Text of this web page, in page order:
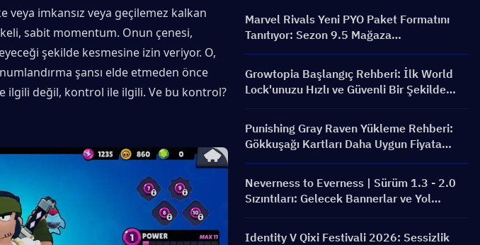
veya imkansız veya geçilemez kalkan
sabit momentum. Onun çenesi,
şekilde kesmesine izin veriyor. O,
şansı elde etmeden önce
ilgili değil, kontrol ile ilgili. Ve bu kontrol?
Marvel Rivals Yeni PYO Paket Formatını
Tanıtıyor: Sezon 9.5 Mağaza
Güncellemesinde Nasıl Daha Akıllıca Satın
Growtopia Başlangıç Rehberi: İlk World
Lock'unuzu Hızlı ve Güvenli Bir Şekilde
Alın
Punishing Gray Raven Yükleme Rehberi:
Gökkuşağı Kartları Daha Uygun Fiyata
Nasıl Alınır?
Neverness to Everness | Sürüm 1.3 - 2.0
Sızıntıları: Gelecek Bannerlar ve Yol
Haritası!
Identity V Qixi Festivali 2026: Sessizlik